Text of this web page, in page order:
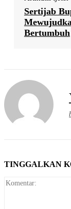
Sertijab
Bertumbuh
TINGGALKAN